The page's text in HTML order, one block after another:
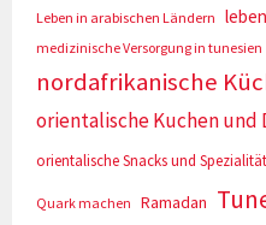
Leben in arabischen Ländern
medizinische Versorgung in tunesien
nordafrikanische
orientalische Kuchen und
orientalische Snacks und
Quark machen Ramadan